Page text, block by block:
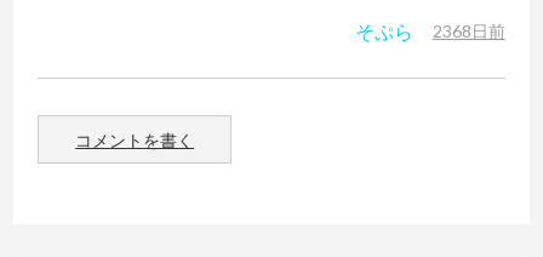
そぷら 2368日前
コメントを書く